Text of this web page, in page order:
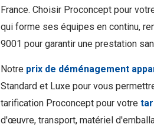
France. Choisir Proconcept pour
qui forme ses équipes en continu,
9001 pour garantir une prestation
Notre prix de déménagement
Standard et Luxe pour vous
tarification Proconcept pour votre
d'œuvre, transport, matériel